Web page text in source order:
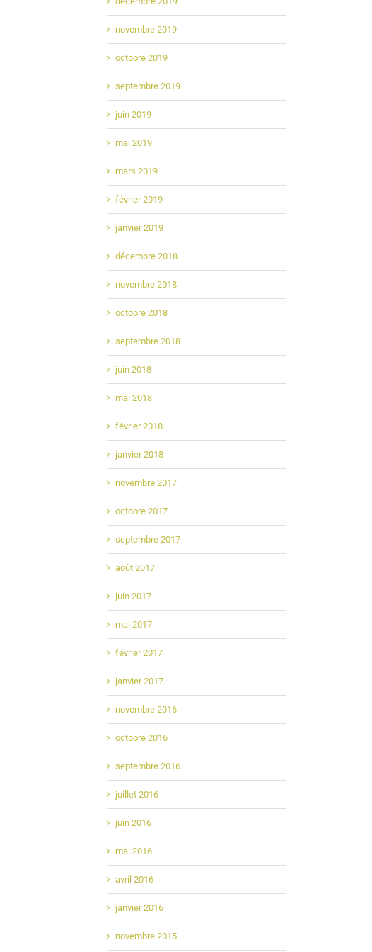
novembre 2019
octobre 2019
septembre 2019
juin 2019
mai 2019
mars 2019
février 2019
janvier 2019
décembre 2018
novembre 2018
octobre 2018
septembre 2018
juin 2018
mai 2018
février 2018
janvier 2018
novembre 2017
octobre 2017
septembre 2017
août 2017
juin 2017
mai 2017
février 2017
janvier 2017
novembre 2016
octobre 2016
septembre 2016
juillet 2016
juin 2016
mai 2016
avril 2016
janvier 2016
novembre 2015